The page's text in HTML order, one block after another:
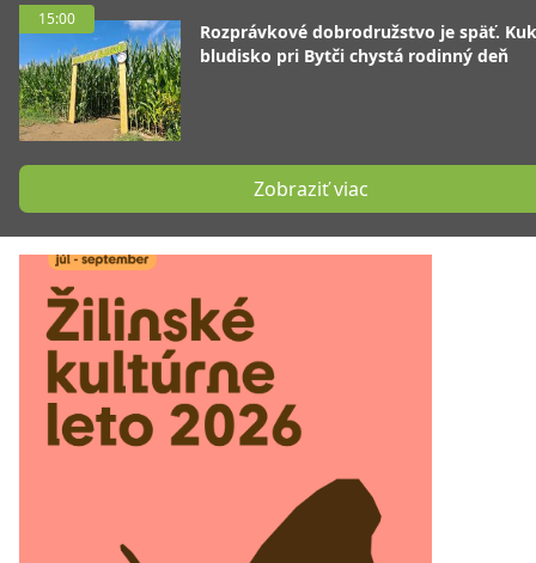
15:00
Rozprávkové dobrodružstvo je späť.
bludisko pri Bytči chystá rodinný deň
Zobraziť viac